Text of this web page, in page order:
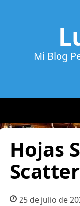
Mi Blog
Hojas
25 de julio de